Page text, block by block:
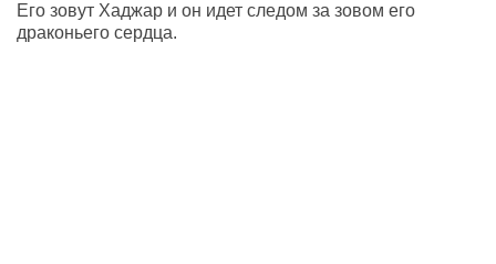
Его зовут Хаджар и он идет следом за зовом его
драконьего сердца.